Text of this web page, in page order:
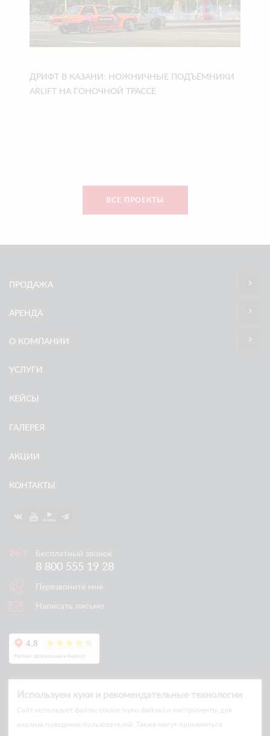
ДРИФТ В КАЗАНИ: НОЖНИЧНЫЕ ПОДЪЁМНИКИ
ARLIFT НА ГОНОЧНОЙ ТРАССЕ
ВСЕ ПРОЕКТЫ
ПРОДАЖА
АРЕНДА
О КОМПАНИИ
УСЛУГИ
КЕЙСЫ
ГАЛЕРЕЯ
АКЦИИ
КОНТАКТЫ
Бесплатный звонок
8 800 555 19 28
Перезвоните мне
Написать письмо
Используем куки и рекомендательные технологии
Cайт использует файлы cookie (куки-файлы) и инструменты для
анализа поведения пользователей. Также могут применяться